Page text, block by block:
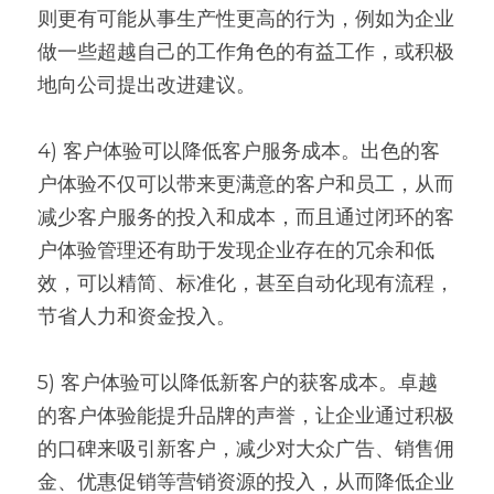
则更有可能从事生产性更高的行为，例如为企业
做一些超越自己的工作角色的有益工作，或积极
地向公司提出改进建议。
4) 客户体验可以降低客户服务成本。出色的客
户体验不仅可以带来更满意的客户和员工，从而
减少客户服务的投入和成本，而且通过闭环的客
户体验管理还有助于发现企业存在的冗余和低
效，可以精简、标准化，甚至自动化现有流程，
节省人力和资金投入。
5) 客户体验可以降低新客户的获客成本。卓越
的客户体验能提升品牌的声誉，让企业通过积极
的口碑来吸引新客户，减少对大众广告、销售佣
金、优惠促销等营销资源的投入，从而降低企业